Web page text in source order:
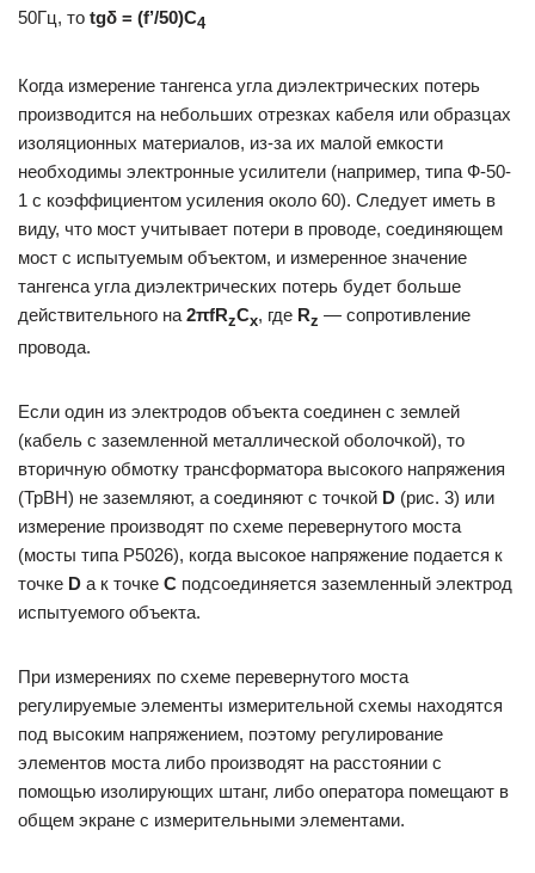
50Гц, то tgδ = (f’/50)C4
Когда измерение тангенса угла диэлектрических потерь
производится на небольших отрезках кабеля или образцах
изоляционных материалов, из-за их малой емкости
необходимы электронные усилители (например, типа Ф-50-
1 с коэффициентом усиления около 60). Следует иметь в
виду, что мост учитывает потери в проводе, соединяющем
мост с испытуемым объектом, и измеренное значение
тангенса угла диэлектрических потерь будет больше
действительного на 2πfRzCx, где Rz — сопротивление
провода.
Если один из электродов объекта соединен с землей
(кабель с заземленной металлической оболочкой), то
вторичную обмотку трансформатора высокого напряжения
(ТрВН) не заземляют, а соединяют с точкой D (рис. 3) или
измерение производят по схеме перевернутого моста
(мосты типа Р5026), когда высокое напряжение подается к
точке D а к точке С подсоединяется заземленный электрод
испытуемого объекта.
При измерениях по схеме перевернутого моста
регулируемые элементы измерительной схемы находятся
под высоким напряжением, поэтому регулирование
элементов моста либо производят на расстоянии с
помощью изолирующих штанг, либо оператора помещают в
общем экране с измерительными элементами.